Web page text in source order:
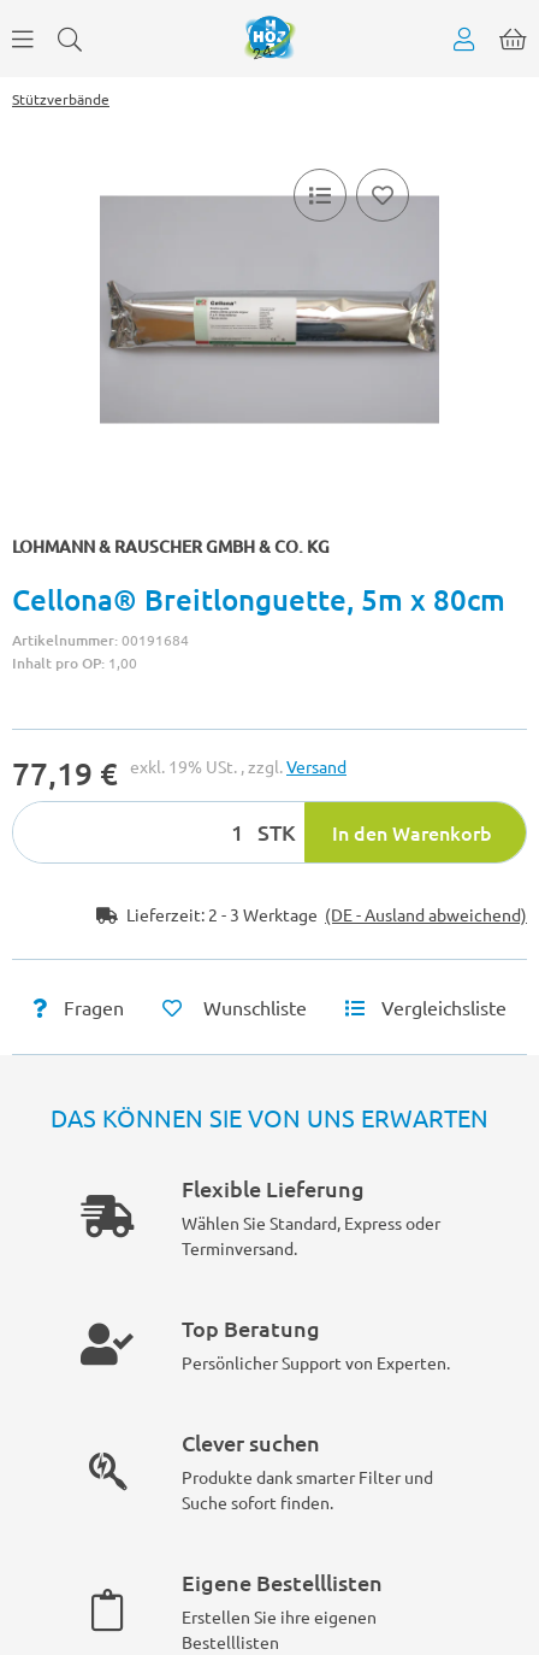
Stützverbände
LOHMANN & RAUSCHER GMBH & CO. KG
Cellona® Breitlonguette, 5m x 80cm
Artikelnummer:00191684
Inhalt pro OP: 1,00
77,19 € exkl. 19% USt. , zzgl.Versand
STK In den Warenkorb
Lieferzeit: 2 - 3 Werktage (DE - Ausland abweichend)
Fragen Wunschliste Vergleichsliste
DAS KÖNNEN SIE VON UNS ERWARTEN
Flexible Lieferung
Wählen Sie Standard, Express oder
Terminversand.
Top Beratung
Persönlicher Support von Experten.
Clever suchen
Produkte dank smarter Filter und
Suche sofort finden.
Eigene Bestelllisten
Erstellen Sie ihre eigenen
Bestelllisten